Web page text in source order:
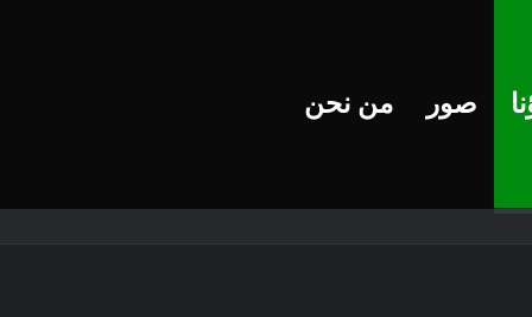
صور من نحن